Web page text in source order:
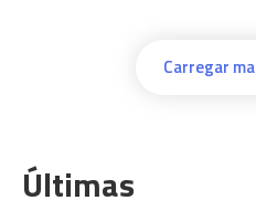
Carregar
Últimas